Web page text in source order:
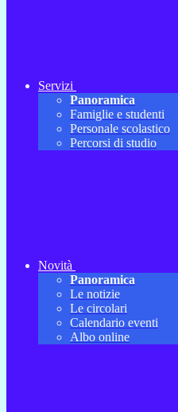
Servizi
Panoramica
Famiglie e studenti
Personale scolastico
Percorsi di studio
Novità
Panoramica
Le notizie
Le circolari
Calendario eventi
Albo online